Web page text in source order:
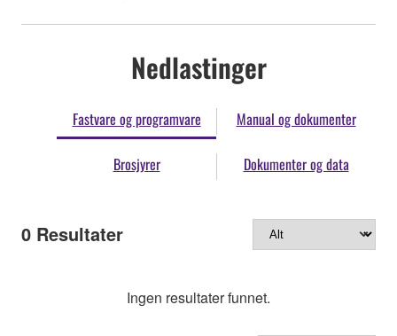
Nedlastinger
Fastvare og programvare Manual og dokumenter
Brosjyrer Dokumenter og data
0 Resultater
Ingen resultater funnet.